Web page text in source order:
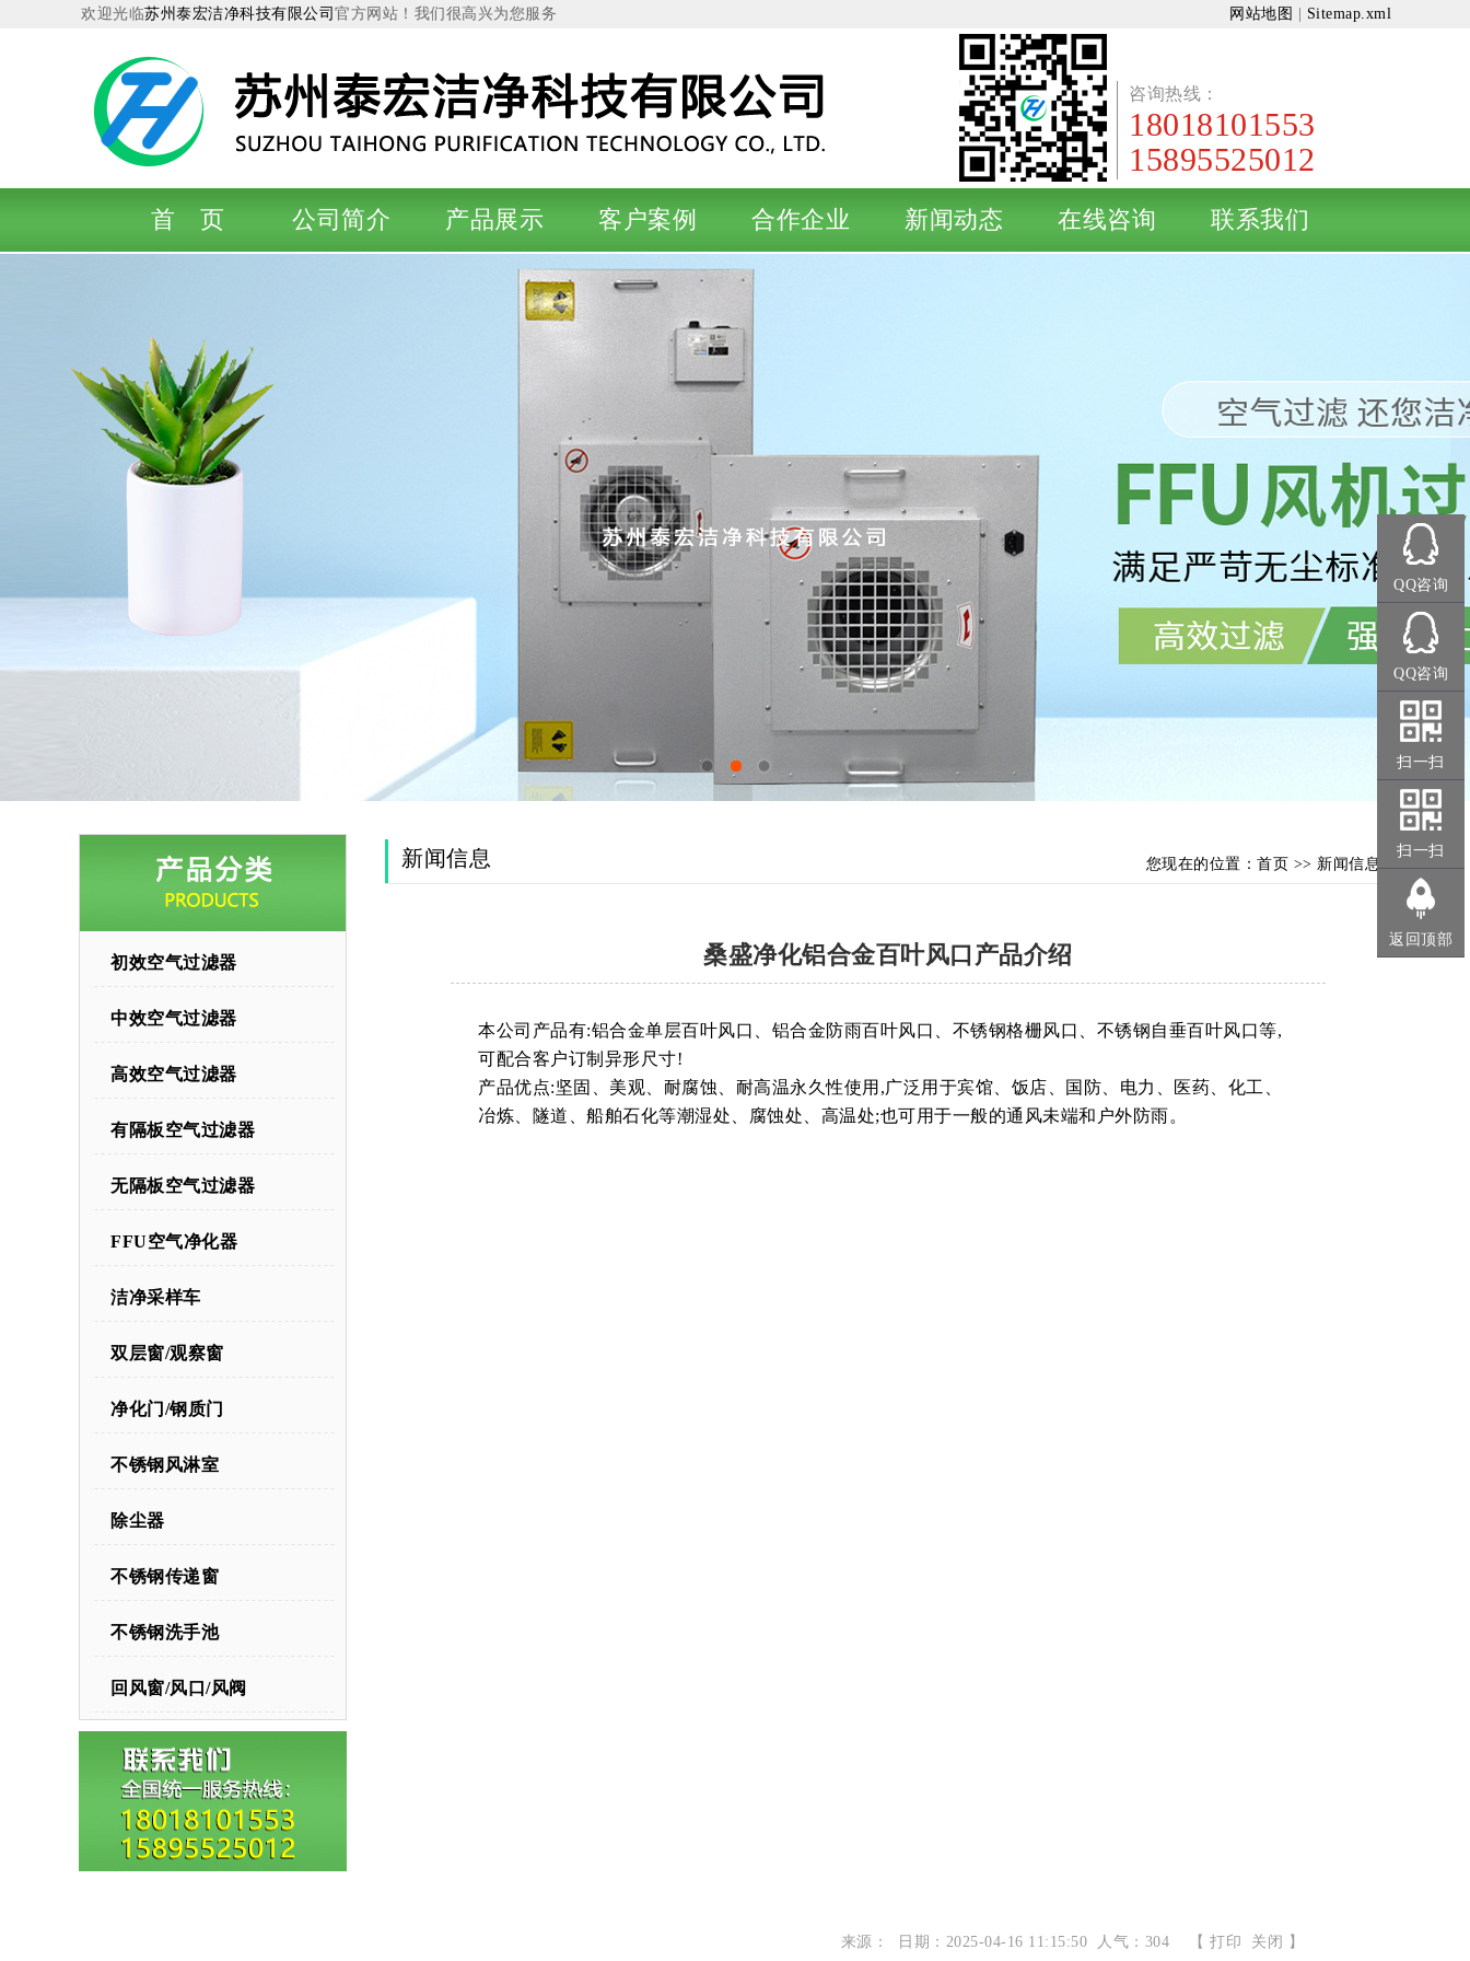
欢迎光临苏州泰宏洁净科技有限公司 官方网站！我们很高兴为您服务 网站地图 Sitemap.xml
咨询热线：
18018101553
15895525012
首 页 公司简介 产品展示 客户案例 合作企业 新闻动态 在线咨询 联系我们
1 2 3
初效空气过滤器
中效空气过滤器
高效空气过滤器
有隔板空气过滤器
无隔板空气过滤器
FFU空气净化器
洁净采样车
双层窗/观察窗
净化门/钢质门
不锈钢风淋室
除尘器
不锈钢传递窗
不锈钢洗手池
回风窗/风口/风阀
新闻信息 您现在的位置： 首页 >> 新闻信息
桑盛净化铝合金百叶风口产品介绍
本公司产品有:铝合金单层百叶风口、铝合金防雨百叶风口、不锈钢格栅风口、不锈钢自垂百叶风口等,
可配合客户订制异形尺寸!
产品优点:坚固、美观、耐腐蚀、耐高温永久性使用,广泛用于宾馆、饭店、国防、电力、医药、化工、
冶炼、隧道、船舶石化等潮湿处、腐蚀处、高温处;也可用于一般的通风未端和户外防雨。
来源： 日期：2025-04-16 11:15:50 人气：304 【 打印 关闭 】
QQ咨询
QQ咨询
扫一扫
扫一扫
返回顶部